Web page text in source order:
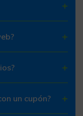
un cupón?